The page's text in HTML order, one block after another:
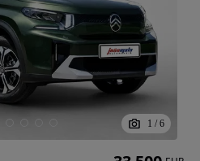
1 / 6